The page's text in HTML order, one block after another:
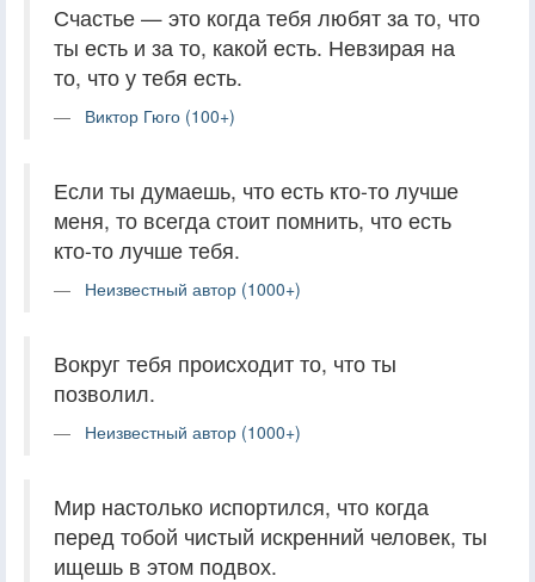
Счастье — это когда тебя любят за то, что
ты есть и за то, какой есть. Невзирая на
то, что у тебя есть.
Виктор Гюго (100+)
Если ты думаешь, что есть кто-то лучше
меня, то всегда стоит помнить, что есть
кто-то лучше тебя.
Неизвестный автор (1000+)
Вокруг тебя происходит то, что ты
позволил.
Неизвестный автор (1000+)
Мир настолько испортился, что когда
перед тобой чистый искренний человек, ты
ищешь в этом подвох.